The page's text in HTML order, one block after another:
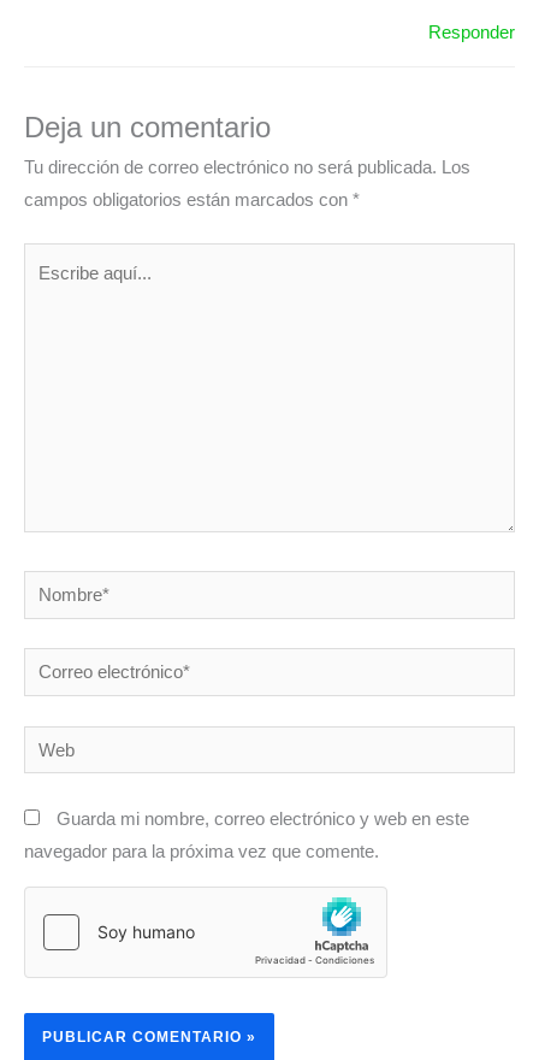
Responder
Deja un comentario
Tu dirección de correo electrónico no será publicada.
Los
campos obligatorios están marcados con *
Nombre*
Correo
electrónico*
Web
Guarda mi nombre, correo electrónico y web en este
navegador para la próxima vez que comente.